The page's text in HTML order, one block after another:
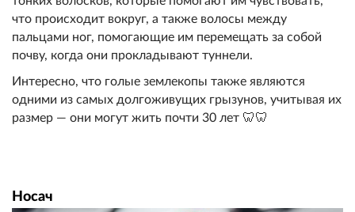
что происходит вокруг, а также волосы между
пальцами ног, помогающие им перемещать за собой
почву, когда они прокладывают туннели.
Интересно, что голые землекопы также являются
одними из самых долгоживущих грызунов, учитывая их
размер — они могут жить почти 30 лет 🦷🦷
Носач